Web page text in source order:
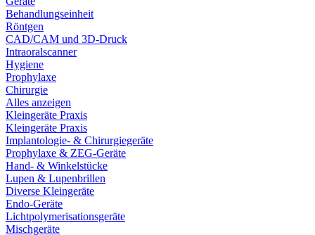
Behandlungseinheit
Röntgen
CAD/CAM und 3D-Druck
Intraoralscanner
Hygiene
Prophylaxe
Chirurgie
Alles anzeigen
Kleingeräte Praxis
Kleingeräte Praxis
Implantologie- & Chirurgiegeräte
Prophylaxe & ZEG-Geräte
Hand- & Winkelstücke
Lupen & Lupenbrillen
Diverse Kleingeräte
Endo-Geräte
Lichtpolymerisationsgeräte
Mischgeräte